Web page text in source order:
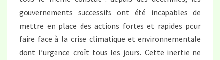
gouvernements successifs ont été incapables de
mettre en place des actions fortes et rapides pour
faire face à la crise climatique et environnementale
dont l’urgence croît tous les jours. Cette inertie ne